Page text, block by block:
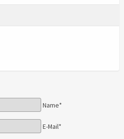
Name*
E-Mail*